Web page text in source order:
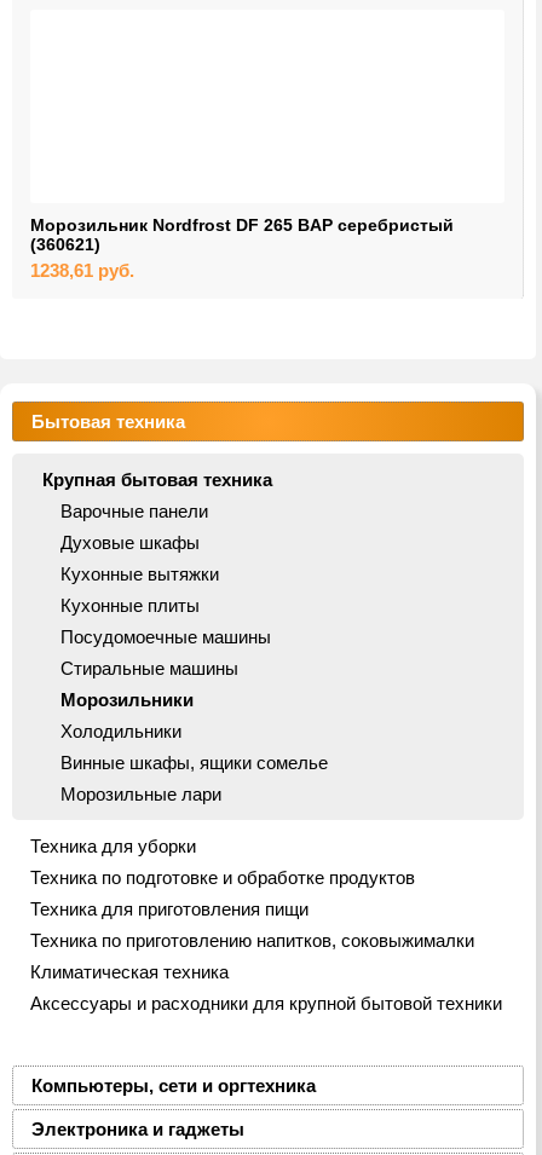
Морозильник Nordfrost DF 265 BAP серебристый
(360621)
1238,61 руб.
Бытовая техника
Крупная бытовая техника
Варочные панели
Духовые шкафы
Кухонные вытяжки
Кухонные плиты
Посудомоечные машины
Стиральные машины
Морозильники
Холодильники
Винные шкафы, ящики сомелье
Морозильные лари
Техника для уборки
Техника по подготовке и обработке продуктов
Техника для приготовления пищи
Техника по приготовлению напитков, соковыжималки
Климатическая техника
Аксессуары и расходники для крупной бытовой техники
Компьютеры, сети и оргтехника
Электроника и гаджеты